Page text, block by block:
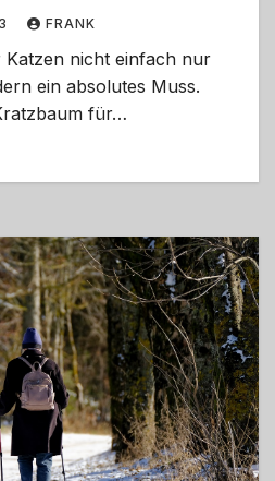
FRANK
Katzen nicht einfach nur
ein absolutes Muss.
für…